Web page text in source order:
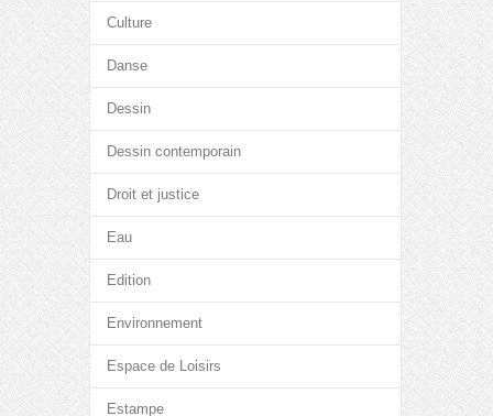
Culture
Danse
Dessin
Dessin contemporain
Droit et justice
Eau
Edition
Environnement
Espace de Loisirs
Estampe